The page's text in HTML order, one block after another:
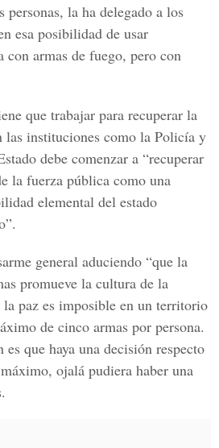
personas, la ha delegado a los
esa posibilidad de usar
armas de fuego, pero con
que trabajar para recuperar la
las instituciones como la Policía y
debe comenzar a “recuperar
la fuerza pública como una
elemental del estado
general aduciendo “que la
promueve la cultura de la
paz es imposible en un territorio
de cinco armas por persona.
que haya una decisión respecto
ojalá pudiera haber una